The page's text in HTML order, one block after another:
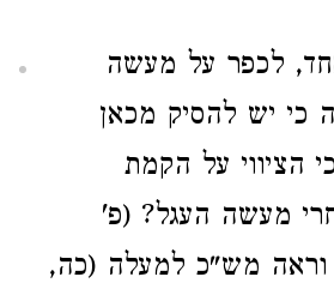
לכפר על מעשה
כי יש להסיק מכאן
הציווי על הקמת
מעשה העגל? (פ'
מש"כ למעלה (כה,